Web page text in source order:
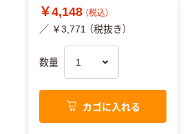
￥4,148 （税込）
／ ￥3,771 （税抜き）
数量
カゴに入れる